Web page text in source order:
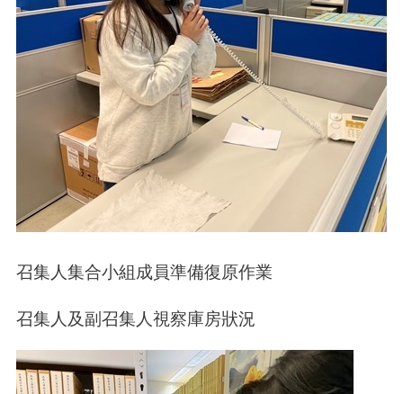
召集人集合小組成員準備復原作業
召集人及副召集人視察庫房狀況